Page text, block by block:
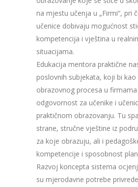
na mjestu učenja u „Firmi“, pri
učenice dobivaju mogućnost
kompetencija i vještina u
situacijama.
Edukacija mentora praktične
poslovnih subjekata, koji bi kao
obrazovnog procesa u firmama
odgovornost za učenike i
praktičnom obrazovanju. Tu
strane, stručne vještine iz
za koje obrazuju, ali i
kompetencije i sposobnost
Razvoj koncepta sistema
su mjerodavne potrebe